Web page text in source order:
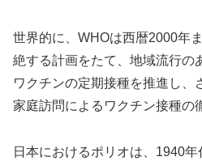
世界的に、WHOは西暦2000年
絶する計画をたて、地域流行の
ワクチンの定期接種を推進し、
家庭訪問によるワクチン接種の
日本におけるポリオは、1940